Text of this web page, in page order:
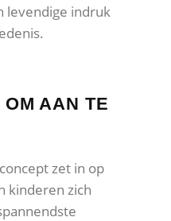
levendige indruk
AAN TE
zet in op
kinderen zich